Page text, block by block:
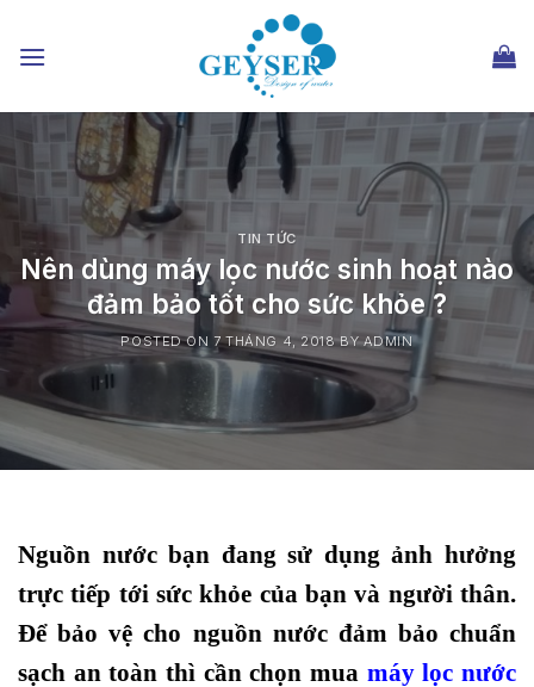
đến
nội
TIN TỨC
Nên dùng máy lọc nước sinh hoạt nào
đảm bảo tốt cho sức khỏe ?
POSTED ON7 THÁNG 4, 2018BYADMIN
Nguồn nước bạn đang sử dụng ảnh hưởng
trực tiếp tới sức khỏe của bạn và người thân.
Để bảo vệ cho nguồn nước đảm bảo chuẩn
sạch an toàn thì cần chọn mua máy lọc nước